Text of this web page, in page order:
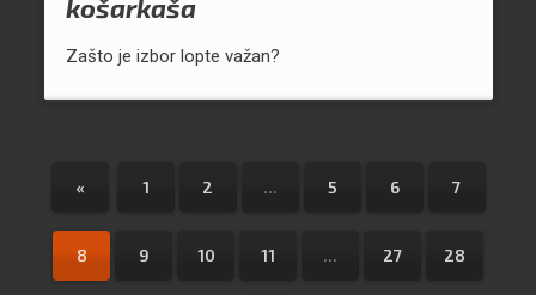
košarkaša
Zašto je izbor lopte važan?
« 1 2 ... 5 6 7
8 9 10 11 ... 27 28